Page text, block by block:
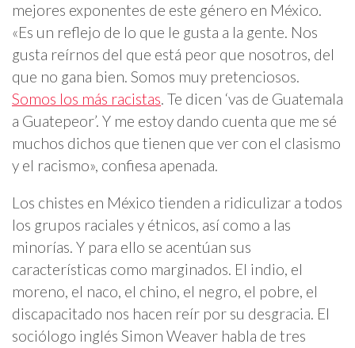
mejores exponentes de este género en México.
«Es un reflejo de lo que le gusta a la gente. Nos
gusta reírnos del que está peor que nosotros, del
que no gana bien. Somos muy pretenciosos.
Somos los más racistas. Te dicen ‘vas de Guatemala
a Guatepeor’. Y me estoy dando cuenta que me sé
muchos dichos que tienen que ver con el clasismo
y el racismo», confiesa apenada.
Los chistes en México tienden a ridiculizar a todos
los grupos raciales y étnicos, así como a las
minorías. Y para ello se acentúan sus
características como marginados. El indio, el
moreno, el naco, el chino, el negro, el pobre, el
discapacitado nos hacen reír por su desgracia. El
sociólogo inglés Simon Weaver habla de tres